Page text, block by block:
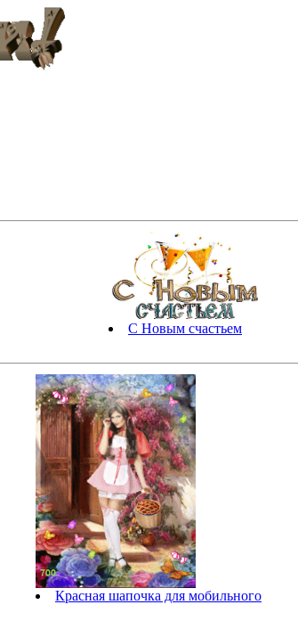
С Новым счастьем
Красная шапочка для мобильного